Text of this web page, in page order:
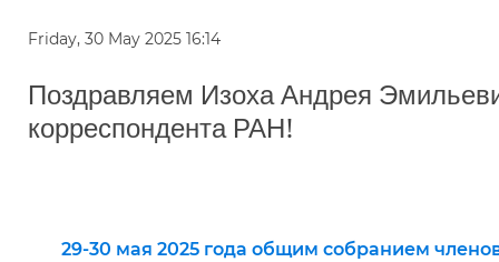
Friday, 30 May 2025 16:14
Поздравляем Изоха Андрея
корреспондента РАН!
29-30 мая 2025 года общим собранием